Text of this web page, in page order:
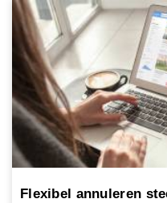
Flexibel annuleren